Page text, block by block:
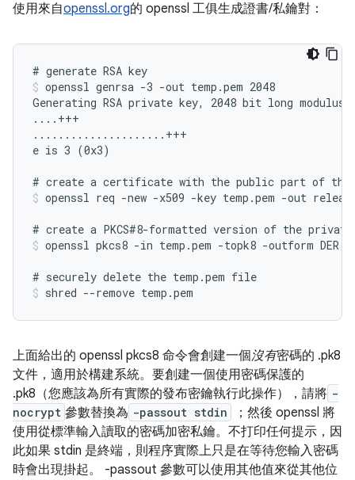
使用來自openssl.org的 openssl 工俱生成證書/私鑰對：
openssl genrsa -3 -out temp.pem 2048
Generating RSA private key, 2048 bit long modulus
....+++
.....................+++
e is 3 (0x3)
openssl req -new -x509 -key temp.pem -out
openssl pkcs8 -in temp.pem -topk8 -outform DER
shred --remove temp.pem
上面給出的 openssl pkcs8 命令會創建一個沒有密碼的 .pk8
文件，適用於構建系統。要創建一個使用密碼保護的
.pk8（您應該為所有實際的發布密鑰執行此操作），請將 -
nocrypt 參數替換為 -passout stdin
；然後 openssl 將
使用從標準輸入讀取的密碼加密私鑰。不打印任何提示，因
此如果 stdin 是終端，則程序實際上只是在等待您輸入密碼
時會出現掛起。 -passout 參數可以使用其他值來從其他位